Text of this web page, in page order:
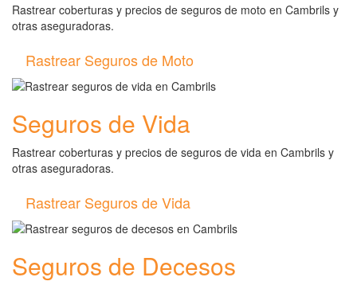
Rastrear coberturas y precios de seguros de moto en Cambrils y
otras aseguradoras.
Rastrear Seguros de Moto
Seguros de Vida
Rastrear coberturas y precios de seguros de vida en Cambrils y
otras aseguradoras.
Rastrear Seguros de Vida
Seguros de Decesos